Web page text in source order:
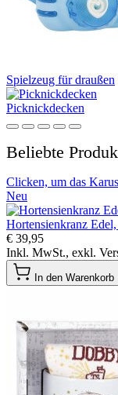
Spielzeug für draußen
Picknickdecken
Beliebte
Clicken, um das
Neu
Hortensienkranz
€ 39,95
Inkl. MwSt., exkl.
In den Warenkorb